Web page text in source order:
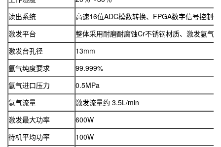
读出系统
高速16位ADC模数转换、FPGA数字信号控制
激发平台
整体采用耐磨耐腐蚀Cr不锈钢材质、激发氩气
激发台孔径
13mm
氩气纯度要求
99.999%
氩气进口压力
0.5MPa
氩气流量
激发流量约 3.5L/min
激发最大功率
600W
待机平均功率
100W